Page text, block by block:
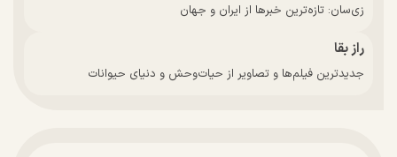
زی‌سان: تازه‌ترین خبرها از ایران و جهان
راز بقا
جدیدترین فیلم‌ها و تصاویر از حیات‌وحش و دنیای حیوانات